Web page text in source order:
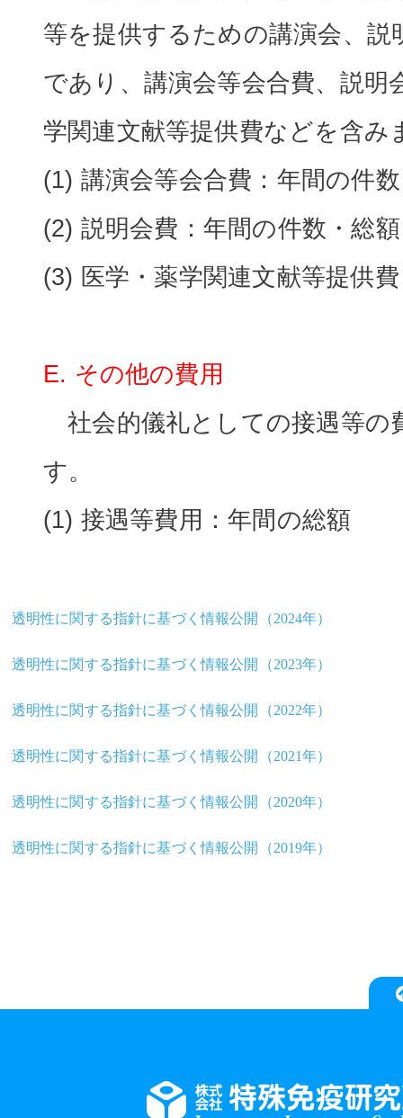
等を提供するための講演会、説
であり、講演会等会合費、説明
学関連文献等提供費などを含み
(1) 講演会等会合費：年間の件
(2) 説明会費：年間の件数・総額
(3) 医学・薬学関連文献等提供
E. その他の費用
社会的儀礼としての接遇等の
す。
(1) 接遇等費用：年間の総額
透明性に関する指針に基づく情報公開（2024年）
透明性に関する指針に基づく情報公開（2023年）
透明性に関する指針に基づく情報公開（2022年）
透明性に関する指針に基づく情報公開（2021年）
透明性に関する指針に基づく情報公開（2020年）
透明性に関する指針に基づく情報公開（2019年）